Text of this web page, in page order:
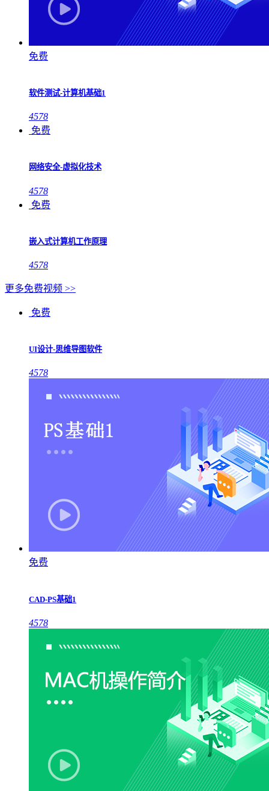
免费
软件测试-计算机基础1
4578
免费
网络安全-虚拟化技术
4578
免费
嵌入式计算机工作原理
4578
更多免费视频 >>
免费
UI设计-思维导图软件
4578
免费
CAD-PS基础1
4578